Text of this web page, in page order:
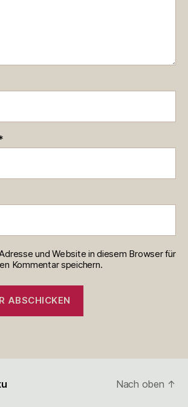
und Website in diesem Browser für
Kommentar speichern.
Nach oben ↑